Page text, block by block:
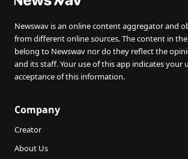
Newswav is an online content aggregator and
from different online sources. The content in
belong to Newswav nor do they reflect the
and its staff. Your use of this app indicates your
acceptance of this information.
Company
Creator
About Us